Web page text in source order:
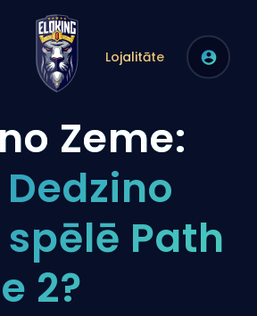
Lojalitāte
Zeme:
Path
2?